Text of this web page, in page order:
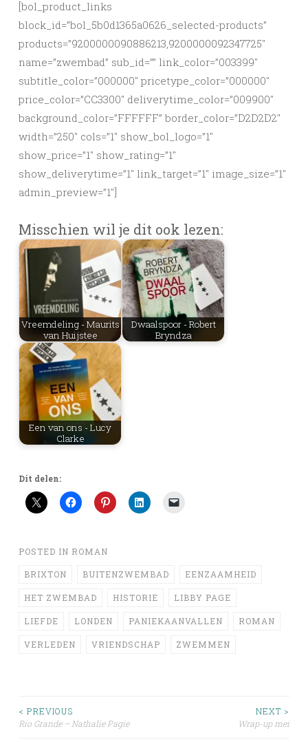
[bol_product_links
block_id=”bol_5b0d1365a0626_selected-products”
products=”9200000090886213,9200000092347725″
name=”zwembad” sub_id=”” link_color=”003399″
subtitle_color=”000000″ pricetype_color=”000000″
price_color=”CC3300″ deliverytime_color=”009900″
background_color=”FFFFFF” border_color=”D2D2D2″
width=”250″ cols=”1″ show_bol_logo=”1″
show_price=”1″ show_rating=”1″
show_deliverytime=”1″ link_target=”1″ image_size=”1″
admin_preview=”1″]
Misschien wil je dit ook lezen:
Vreemdeling - Maurits
van Huijstee
Dwaalspoor - Robert
Bryndza
Een van ons - Lucy
Clarke
Dit delen:
POSTED IN ROMAN
BRIXTON BUITENZWEMBAD EENZAAMHEID
HET ZWEMBAD HISTORIE LIBBY PAGE
LIEFDE LONDEN PANIEKAANVALLEN ROMAN
VERLEDEN VRIENDSCHAP ZWEMMEN
Post
< PREVIOUS
Rio Grande – Nathalie Pagie
NEXT >
Wrap-up mei